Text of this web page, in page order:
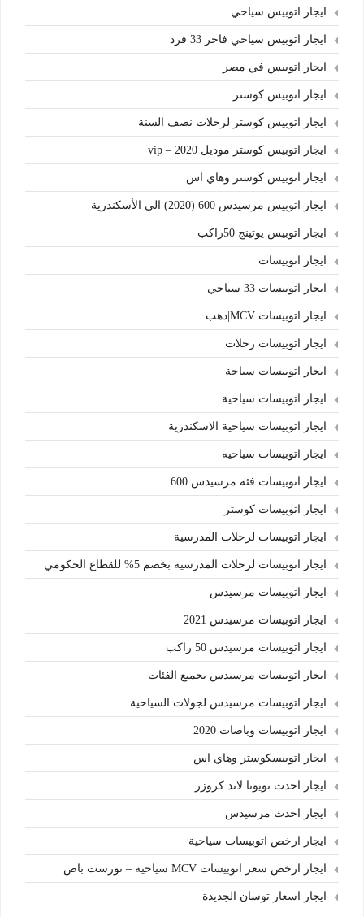
ايجار اتوبيس سياحي
ايجار اتوبيس سياحي فاخر 33 فرد
ايجار اتوبيس في مصر
ايجار اتوبيس كوستر
ايجار اتوبيس كوستر لرحلات نصف السنة
ايجار اتوبيس كوستر موديل 2020 – vip
ايجار اتوبيس كوستر وهاي اس
ايجار اتوبيس مرسيدس 600 (2020) الي الأسكندرية
ايجار اتوبيس يوتينج 50راكب
ايجار اتوبيسات
ايجار اتوبيسات 33 سياحي
ايجار اتوبيسات MCV|دهب
ايجار اتوبيسات رحلات
ايجار اتوبيسات سياحة
ايجار اتوبيسات سياحية
ايجار اتوبيسات سياحية الاسكندرية
ايجار اتوبيسات سياحيه
ايجار اتوبيسات فئة مرسيدس 600
ايجار اتوبيسات كوستر
ايجار اتوبيسات لرحلات المدرسية
ايجار اتوبيسات لرحلات المدرسية بخصم 5% للقطاع الحكومي
ايجار اتوبيسات مرسيدس
ايجار اتوبيسات مرسيدس 2021
ايجار اتوبيسات مرسيدس 50 راكب
ايجار اتوبيسات مرسيدس بجميع الفئات
ايجار اتوبيسات مرسيدس لجولات السياحية
ايجار اتوبيسات وباصات 2020
ايجار اتوبيسكوستر وهاي اس
ايجار احدث تويوتا لاند كروزر
ايجار احدث مرسيدس
ايجار ارخص اتوبيسات سياحية
ايجار ارخص سعر اتوبيسات MCV سياحية – تورست باص
ايجار اسعار توسان الجديدة